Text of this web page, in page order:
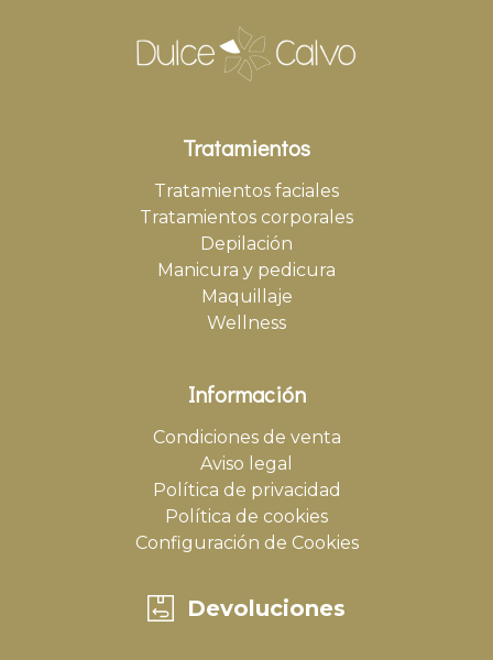
Tratamientos
Tratamientos faciales
Tratamientos corporales
Depilación
Manicura y pedicura
Maquillaje
Wellness
Información
Condiciones de venta
Aviso legal
Política de privacidad
Política de cookies
Configuración de Cookies
Devoluciones